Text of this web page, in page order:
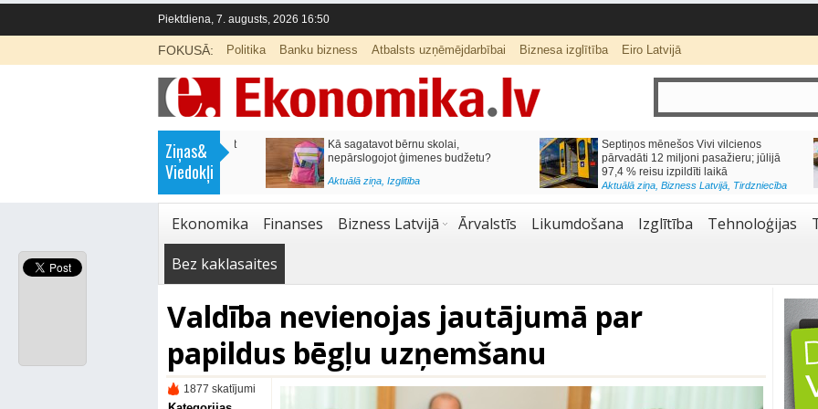
Piektdiena, 7. augusts, 2026 16:50
FOKUSĀ: Politika Banku bizness Atbalsts uzņēmējdarbībai Biznesa izglītība Eiro Latvijā
Ziņas&
Viedokļi
Labklājības ministrija rosina reformēt
un būtiski uzlabot vecāku pabalstu
Kā sagatavot bērnu skolai,
nepārslogojot ģimenes budžetu?
Aktuālā ziņa,Izglītība
Septiņos mēnešos Vivi vilcienos
pārvadāti 12 miljoni pasažieru; jūlijā
97,4 % reisu izpildīti laikā
Aktuālā ziņa,Bizness Latvijā,Tirdzniecība
Ekonomika Finanses Bizness Latvijā Ārvalstīs Likumdošana Izglītība Tehnoloģijas
Bez kaklasaites
Valdība nevienojas jautājumā par
papildus bēgļu uzņemšanu
1877 skatījumi